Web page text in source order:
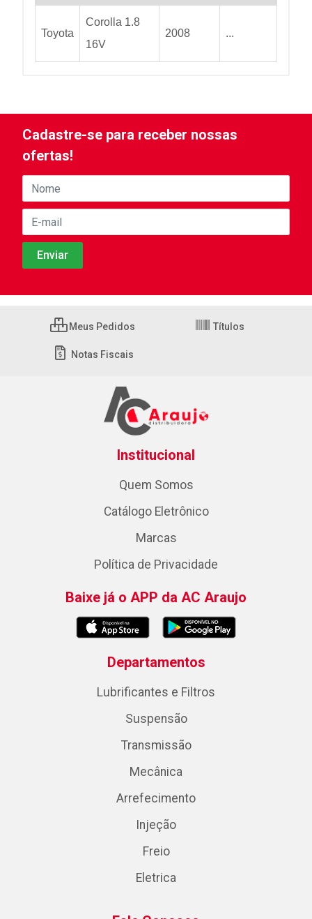
Toyota
Corolla 1.8
16V
2008 ...
Cadastre-se para receber nossas
ofertas!
Meus Pedidos Títulos
Notas Fiscais
Institucional
Quem Somos
Catálogo Eletrônico
Marcas
Política de Privacidade
Baixe já o APP da AC Araujo
Departamentos
Lubrificantes e Filtros
Suspensão
Transmissão
Mecânica
Arrefecimento
Injeção
Freio
Eletrica